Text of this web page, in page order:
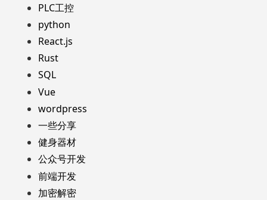
PLC工控
python
React.js
Rust
SQL
Vue
wordpress
一些分享
健身器材
公众号开发
前端开发
加密解密